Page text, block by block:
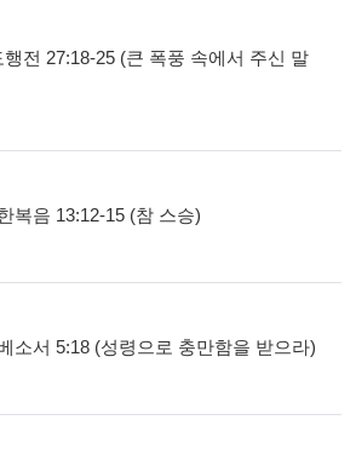
전 27:18-25 (큰 폭풍 속에서 주신 말
복음 13:12-15 (참 스승)
소서 5:18 (성령으로 충만함을 받으라)